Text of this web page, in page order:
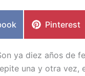
Compartir
Pinterest
ya diez años de
una y otra vez,